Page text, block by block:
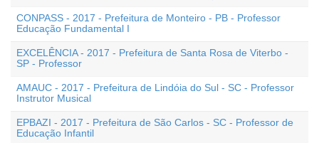
CONPASS - 2017 - Prefeitura de Monteiro - PB - Professor
Educação Fundamental I
EXCELÊNCIA - 2017 - Prefeitura de Santa Rosa de Viterbo -
SP - Professor
AMAUC - 2017 - Prefeitura de Lindóia do Sul - SC - Professor
Instrutor Musical
EPBAZI - 2017 - Prefeitura de São Carlos - SC - Professor de
Educação Infantil